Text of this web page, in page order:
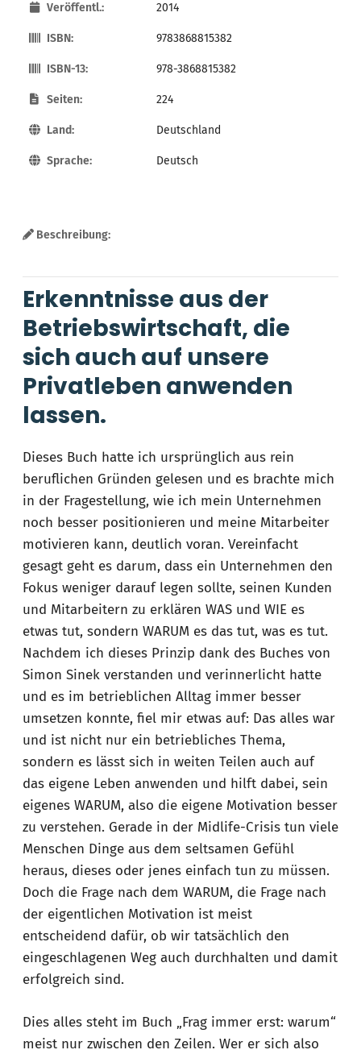
Veröffentl.: 2014
ISBN: 9783868815382
ISBN-13: 978-3868815382
Seiten: 224
Land: Deutschland
Sprache: Deutsch
Beschreibung:
Erkenntnisse aus der
Betriebswirtschaft, die
sich auch auf unsere
Privatleben anwenden
lassen.
Dieses Buch hatte ich ursprünglich aus rein
beruflichen Gründen gelesen und es brachte mich
in der Fragestellung, wie ich mein Unternehmen
noch besser positionieren und meine Mitarbeiter
motivieren kann, deutlich voran. Vereinfacht
gesagt geht es darum, dass ein Unternehmen den
Fokus weniger darauf legen sollte, seinen Kunden
und Mitarbeitern zu erklären WAS und WIE es
etwas tut, sondern WARUM es das tut, was es tut.
Nachdem ich dieses Prinzip dank des Buches von
Simon Sinek verstanden und verinnerlicht hatte
und es im betrieblichen Alltag immer besser
umsetzen konnte, fiel mir etwas auf: Das alles war
und ist nicht nur ein betriebliches Thema,
sondern es lässt sich in weiten Teilen auch auf
das eigene Leben anwenden und hilft dabei, sein
eigenes WARUM, also die eigene Motivation besser
zu verstehen. Gerade in der Midlife-Crisis tun viele
Menschen Dinge aus dem seltsamen Gefühl
heraus, dieses oder jenes einfach tun zu müssen.
Doch die Frage nach dem WARUM, die Frage nach
der eigentlichen Motivation ist meist
entscheidend dafür, ob wir tatsächlich den
eingeschlagenen Weg auch durchhalten und damit
erfolgreich sind.
Dies alles steht im Buch „Frag immer erst: warum“
meist nur zwischen den Zeilen. Wer er sich also